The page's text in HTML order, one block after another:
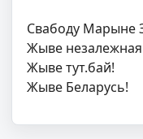
Свабоду Марыне
Жыве незалежная
Жыве тут.бай!
Жыве Беларусь!